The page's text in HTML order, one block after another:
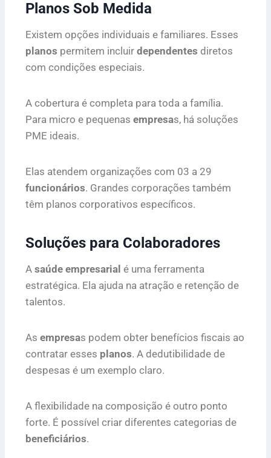
Planos Sob Medida
Existem opções individuais e familiares. Esses
planos permitem incluir dependentes diretos
com condições especiais.
A cobertura é completa para toda a família.
Para micro e pequenas empresas, há soluções
PME ideais.
Elas atendem organizações com 03 a 29
funcionários. Grandes corporações também
têm planos corporativos específicos.
Soluções para Colaboradores
A saúde empresarial é uma ferramenta
estratégica. Ela ajuda na atração e retenção de
talentos.
As empresas podem obter benefícios fiscais ao
contratar esses planos. A dedutibilidade de
despesas é um exemplo claro.
A flexibilidade na composição é outro ponto
forte. É possível criar diferentes categorias de
beneficiários.